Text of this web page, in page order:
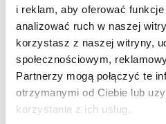
i reklam, aby oferować
analizować ruch w naszej
korzystasz z naszej witryny,
społecznościowym,
Partnerzy mogą połączyć te
otrzymanymi od Ciebie lub
korzystania z ich usług.
Darmowa
od